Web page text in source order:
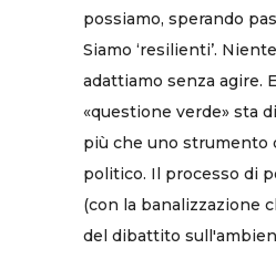
possiamo, sperando
Siamo ‘resilienti’.
adattiamo senza agire.
«questione verde» sta
più che uno strumento
politico. Il processo di
(con la banalizzazione
del dibattito